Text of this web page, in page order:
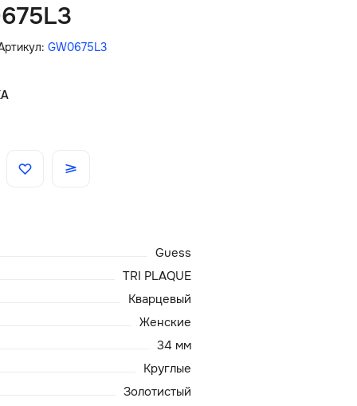
GW0675L3
Guess
TRI PLAQUE
Кварцевый
Женские
34 мм
Круглые
Золотистый
Каталог
Главная
Доставка и оплата
Блог